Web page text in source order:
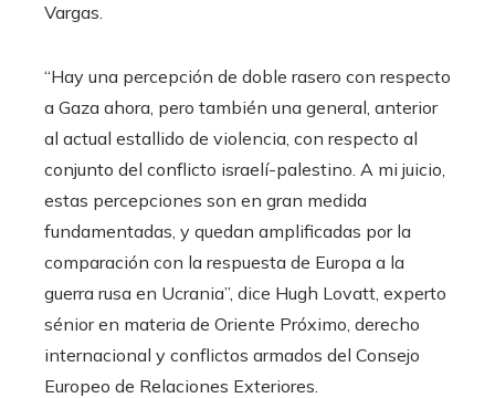
Vargas.
“Hay una percepción de doble rasero con respecto
a Gaza ahora, pero también una general, anterior
al actual estallido de violencia, con respecto al
conjunto del conflicto israelí-palestino. A mi juicio,
estas percepciones son en gran medida
fundamentadas, y quedan amplificadas por la
comparación con la respuesta de Europa a la
guerra rusa en Ucrania”, dice Hugh Lovatt, experto
sénior en materia de Oriente Próximo, derecho
internacional y conflictos armados del Consejo
Europeo de Relaciones Exteriores.